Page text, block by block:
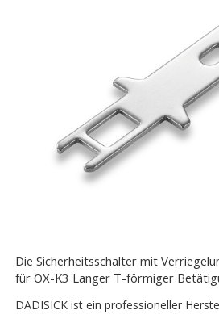
Die Sicherheitsschalter mit
für OX-K3 Langer T-förmiger
DADISICK ist ein professioneller